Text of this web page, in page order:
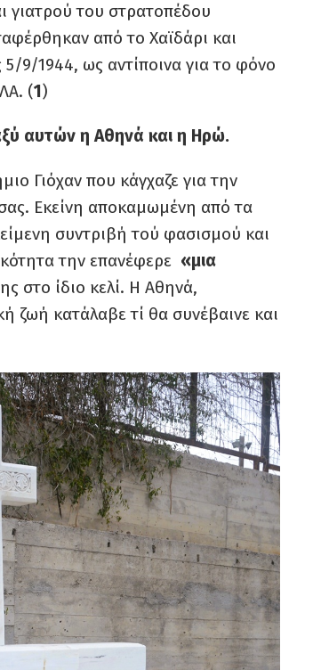
γιατρού του στρατοπέδου
από το Χαϊδάρι και
5/9/1944, ως αντίποινα για το φόνο
(1)
αυτών η Αθηνά και η Ηρώ.
Γιόχαν που κάγχαζε για την
Εκείνη αποκαμωμένη από τα
συντριβή τού φασισμού και
την επανέφερε «μια
στο ίδιο κελί. Η Αθηνά,
ζωή κατάλαβε τί θα συνέβαινε και